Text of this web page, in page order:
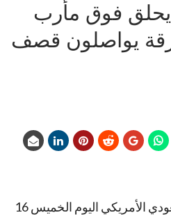
يحلق فوق مأرب
يواصلون قصف
واصل طيران العدوان السعودي الأمريكي اليوم الخميس 16